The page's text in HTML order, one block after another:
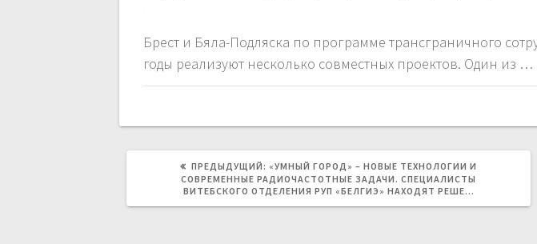
Брест и Бяла-Подляска по программе трансграничного
годы реализуют несколько совместных проектов. Один из …
ПРЕДЫДУЩИЙ: ПРЕДЫДУЩАЯ
ЗАПИСЬ:
«УМНЫЙ ГОРОД» – НОВЫЕ ТЕХНОЛОГИИ И
СОВРЕМЕННЫЕ РАДИОЧАСТОТНЫЕ ЗАДАЧИ. СПЕЦИАЛИСТЫ
ВИТЕБСКОГО ОТДЕЛЕНИЯ РУП «БЕЛГИЭ» НАХОДЯТ РЕШЕ…